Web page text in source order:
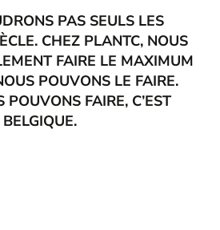
PAS SEULS LES
CHEZ PLANTC, NOUS
FAIRE LE MAXIMUM
POUVONS LE FAIRE.
POUVONS FAIRE, C’EST